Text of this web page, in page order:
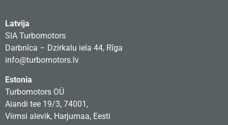
Latvija
SIA Turbomotors
Darbnīca – Dzirkalu iela 44, Rīga
info@turbomotors.lv
Estonia
Turbomotors OÜ
Aiandi tee 19/3, 74001,
Viimsi alevik, Harjumaa, Eesti